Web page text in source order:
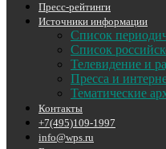
Пресс-рейтинги
Источники информации
Список
Список
Телевидение и
Пресса и
Тематические
Контакты
+7(495)109-1997
info@wps.ru